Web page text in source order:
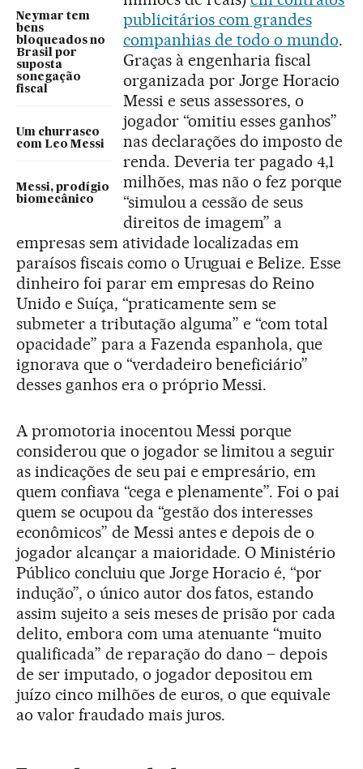
Neymar tem
bens
bloqueados no
Brasil por
suposta
sonegação
fiscal
Um churrasco
com Leo Messi
Messi, prodígio
biomecânico
publicitários com grandes
companhias de todo o mundo.
Graças à engenharia fiscal
organizada por Jorge Horacio
Messi e seus assessores, o
jogador “omitiu esses ganhos”
nas declarações do imposto de
renda. Deveria ter pagado 4,1
milhões, mas não o fez porque
“simulou a cessão de seus
direitos de imagem” a
empresas sem atividade localizadas em
paraísos fiscais como o Uruguai e Belize. Esse
dinheiro foi parar em empresas do Reino
Unido e Suíça, “praticamente sem se
submeter a tributação alguma” e “com total
opacidade” para a Fazenda espanhola, que
ignorava que o “verdadeiro beneficiário”
desses ganhos era o próprio Messi.
A promotoria inocentou Messi porque
considerou que o jogador se limitou a seguir
as indicações de seu pai e empresário, em
quem confiava “cega e plenamente”. Foi o pai
quem se ocupou da “gestão dos interesses
econômicos” de Messi antes e depois de o
jogador alcançar a maioridade. O Ministério
Público concluiu que Jorge Horacio é, “por
indução”, o único autor dos fatos, estando
assim sujeito a seis meses de prisão por cada
delito, embora com uma atenuante “muito
qualificada” de reparação do dano – depois
de ser imputado, o jogador depositou em
juízo cinco milhões de euros, o que equivale
ao valor fraudado mais juros.